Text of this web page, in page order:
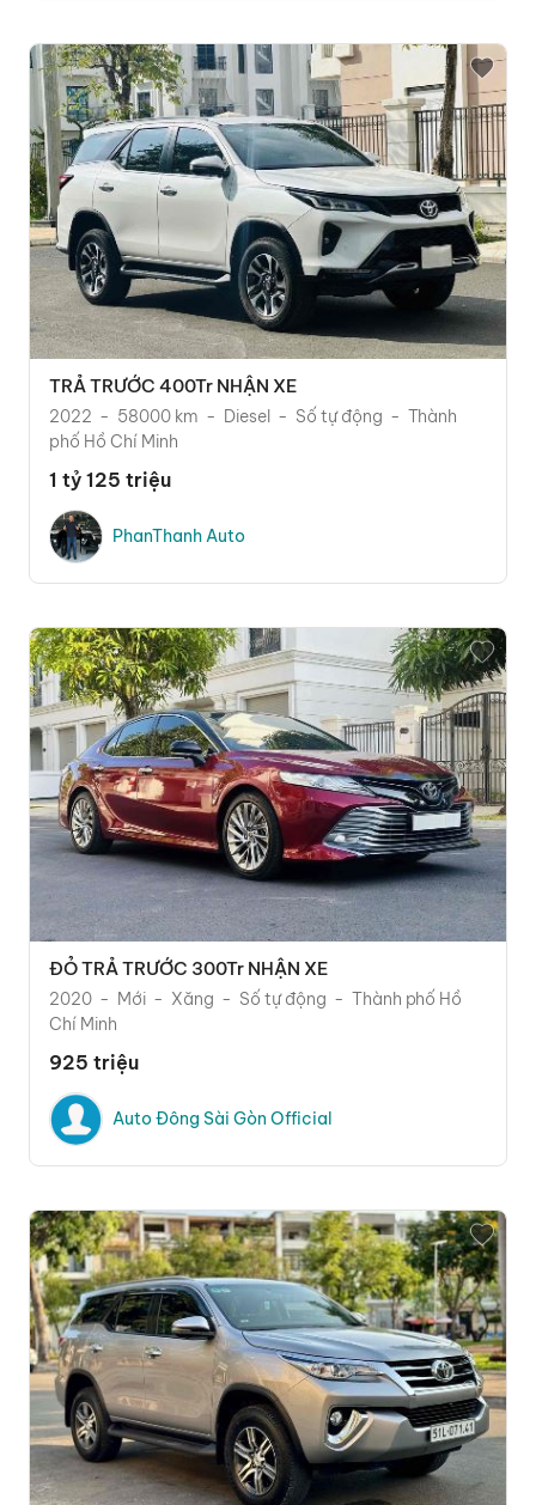
TRẢ TRƯỚC 400Tr NHẬN XE
2022 58000 km Diesel Số tự động
Thành
phố Hồ Chí Minh
1 tỷ 125 triệu
PhanThanh Auto
ĐỎ TRẢ TRƯỚC 300Tr NHẬN XE
2020 Mới Xăng Số tự động
Thành phố Hồ
Chí Minh
925 triệu
Auto Đông Sài Gòn Official